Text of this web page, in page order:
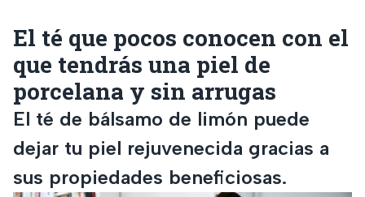
El té que pocos conocen con el
que tendrás una piel de
porcelana y sin arrugas
El té de bálsamo de limón puede
dejar tu piel rejuvenecida gracias a
sus propiedades beneficiosas.